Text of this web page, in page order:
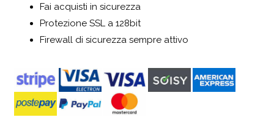
Fai acquisti in sicurezza
Protezione SSL a 128bit
Firewall di sicurezza sempre attivo